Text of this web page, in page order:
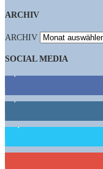
ARCHIV
ARCHIV
SOCIAL MEDIA